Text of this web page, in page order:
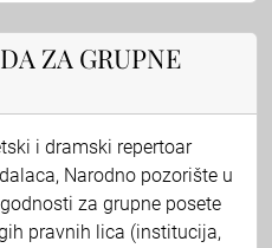
ZA GRUPNE
i dramski repertoar
Narodno pozorište u
za grupne posete
pravnih lica (institucija,